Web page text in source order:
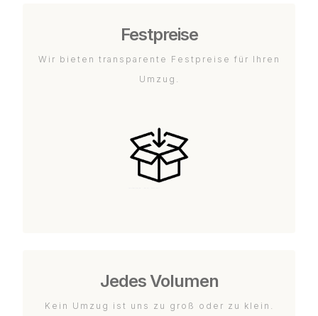
Festpreise
Wir bieten transparente Festpreise für Ihren
Umzug.
Jedes Volumen
Kein Umzug ist uns zu groß oder zu klein.